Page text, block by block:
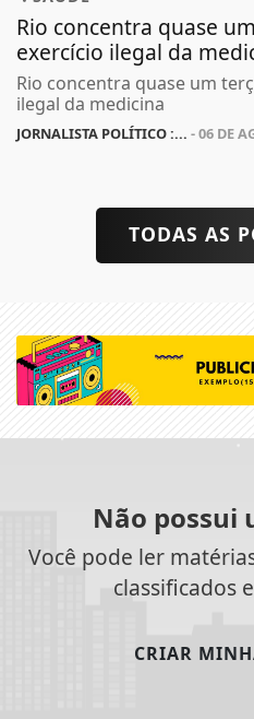
Rio concentra quase
exercício ilegal da
Rio concentra quase um
ilegal da medicina
JORNALISTA POLÍTICO :... - 06 DE
TODAS AS
Não possui
Você pode ler
classificados
CRIAR